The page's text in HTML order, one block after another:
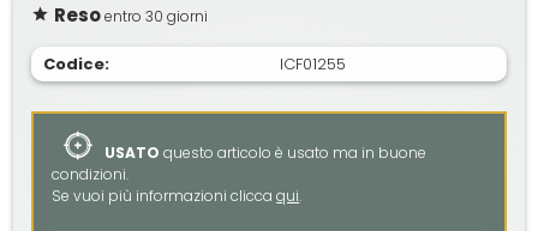
Resoentro 30 giorni
Codice: ICF01255
USATO questo articolo è usato ma in buone
condizioni.
Se vuoi più informazioni cliccaqui.